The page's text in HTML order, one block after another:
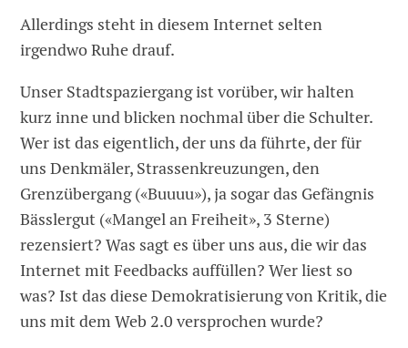
Allerdings steht in diesem Internet selten
irgendwo Ruhe drauf.
Unser Stadtspaziergang ist vorüber, wir halten
kurz inne und blicken nochmal über die Schulter.
Wer ist das eigentlich, der uns da führte, der für
uns Denkmäler, Strassenkreuzungen, den
Grenzübergang («Buuuu»), ja sogar das Gefängnis
Bässlergut («Mangel an Freiheit», 3 Sterne)
rezensiert? Was sagt es über uns aus, die wir das
Internet mit Feedbacks auffüllen? Wer liest so
was? Ist das diese Demokratisierung von Kritik, die
uns mit dem Web 2.0 versprochen wurde?